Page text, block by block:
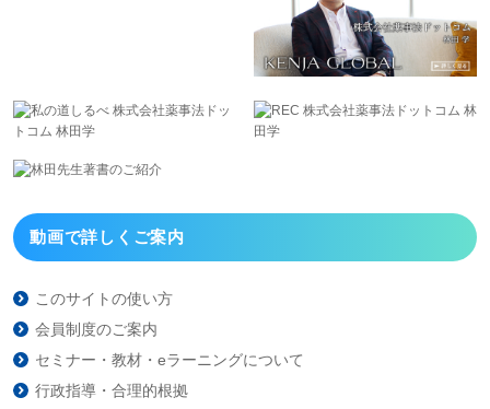
動画で詳しくご案内
このサイトの使い方
会員制度のご案内
セミナー・教材・eラーニングについて
行政指導・合理的根拠